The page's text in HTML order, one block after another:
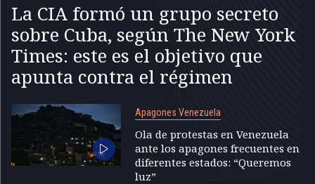
La CIA formó un grupo secreto
sobre Cuba, según The New York
Times: este es el objetivo que
apunta contra el régimen
Apagones Venezuela
Ola de protestas en Venezuela
ante los apagones frecuentes en
diferentes estados: “Queremos
luz”